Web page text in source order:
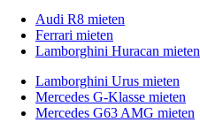
Audi R8 mieten
Ferrari mieten
Lamborghini Huracan mieten
Lamborghini Urus mieten
Mercedes G-Klasse mieten
Mercedes G63 AMG mieten